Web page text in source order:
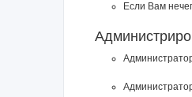
Если Вам